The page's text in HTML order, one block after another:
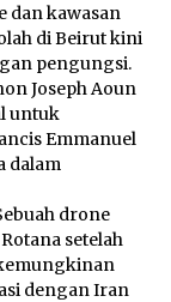
dan kawasan
di Beirut kini
pengungsi.
Joseph Aoun
untuk
Emmanuel
dalam
drone
setelah
dengan Iran